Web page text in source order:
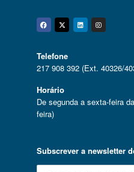
Facebook
Twitter
Telefone
217 908 392 (Ext. 40326/
Horário
De segunda a sexta-feira
feira)
Subscrever a newsletter